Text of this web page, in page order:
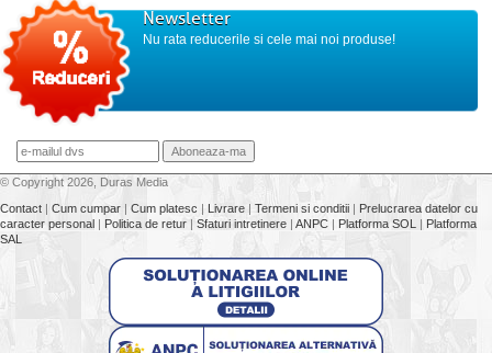
Newsletter
Nu rata reducerile si cele mai noi produse!
© Copyright 2026, Duras Media
Contact | Cum cumpar | Cum platesc | Livrare | Termeni si conditii | Prelucrarea datelor cu
caracter personal | Politica de retur | Sfaturi intretinere | ANPC | Platforma SOL | Platforma
SAL